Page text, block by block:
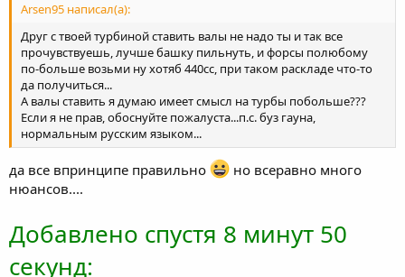
Arsen95 написал(а):
Друг с твоей турбиной ставить валы не надо ты и так все
прочувствуешь, лучше башку пильнуть, и форсы полюбому
по-больше возьми ну хотяб 440сс, при таком раскладе что-то
да получиться...
А валы ставить я думаю имеет смысл на турбы побольше???
Если я не прав, обоснуйте пожалуста...п.с. буз гауна,
нормальным русским языком...
да все впринципе правильно
но всеравно много
нюансов....
Добавлено спустя 8 минут 50
секунд: